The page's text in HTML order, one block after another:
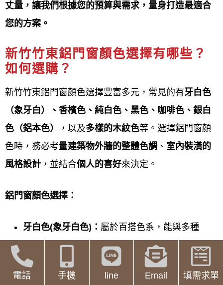
鋁門窗工程宅急便提供專業的新竹竹東
容廣泛，如紗窗、玻璃、氣密窗、隔音窗、防盜窗、
淋浴拉門、採光罩等。 常見的維修項目有更換紗網、
修理門窗滑輪、更換或修理門鎖、玻璃更換（含強
化、烤漆、反射玻璃等）以及老舊門窗的調整與翻
新。 服務商通常會提供到府丈量和線上估價，並可能
針對特殊需求（如寵物門）提供客製化服務。
新竹竹東鋁門窗維修服務項目
鋁門窗工程宅急便專營新竹竹東
（強化、反射、冷氣孔玻璃）、五金配件更換（門
鎖、把手、絞鏈、門弓器、滑輪膠條更換），解決門
窗問題處理（如漏水隔音、推拉不順、膠條老化、窗
丈量，讓我們根據您的預算與需求，量身打造最適合
您的方案。
新竹竹東鋁門窗顏色選擇有哪些？
如何選購？
新竹竹東鋁門窗顏色選擇豐富多元，常見的有牙白色
（象牙白）、香檳色、純白色、黑色、咖啡色、銀白
色（鋁本色）
，以及多樣的木紋色等。選擇鋁門窗顏
色時，務必考量建築物外牆的整體色調 、 室內裝潢的
風格設計 ，並結合個人的喜好來決定。
鋁門窗顏色選擇：
牙白色(象牙白色) ： 屬於百搭色系，能與多種
風格的建築和室內設計搭配。;
香檳色： 呈現較為高雅的質感，適合搭配較
電話 手機 line Email 填需求單